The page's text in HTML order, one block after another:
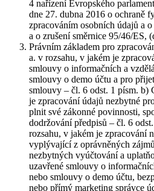
4 nařízení Evropského
dne 27. dubna 2016 o ochraně
zpracováním osobních údajů a
a o zrušení směrnice 95/46/ES,
Právním základem pro
a. v rozsahu, v jakém je
smlouvy o informačních a
smlouvy o demo účtu a pro
smlouvy – čl. 6 odst. 1 písm. b)
je zpracování údajů nezbytné
plnit své zákonné povinnosti,
dodržování předpisů – čl. 6
rozsahu, v jakém je zpracování
vyplývající z oprávněných
nezbytných vyúčtování a
uzavřené smlouvy o
nebo smlouvy o demo účtu,
nebo přímý marketing správce